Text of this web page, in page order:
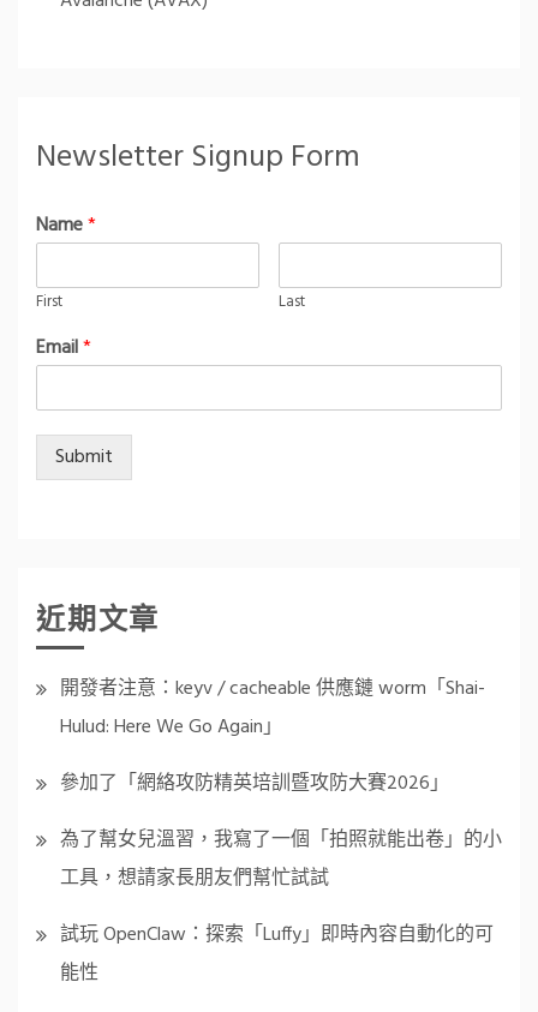
Newsletter Signup Form
Name*
First Last
Email*
Submit
近期文章
開發者注意：keyv / cacheable 供應鏈 worm「Shai-
Hulud: Here We Go Again」
參加了「網絡攻防精英培訓暨攻防大賽2026」
為了幫女兒溫習，我寫了一個「拍照就能出卷」的小
工具，想請家長朋友們幫忙試試
試玩 OpenClaw：探索「Luffy」即時內容自動化的可
能性